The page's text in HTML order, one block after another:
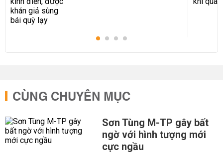
CÙNG CHUYÊN MỤC
Sơn Tùng M-TP gây bất
ngờ với hình tượng mới
cực ngầu